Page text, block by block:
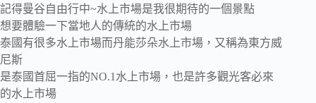
記得曼谷自由行中~水上市場是我很期待的一個景點
想要體驗一下當地人的傳統的水上市場
泰國有很多水上市場而丹能莎朵水上市場，又稱為東方威
尼斯
是泰國首屈一指的NO.1水上市場，也是許多觀光客必來
的水上市場